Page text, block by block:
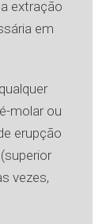
extração
em
molar ou
erupção
vezes,